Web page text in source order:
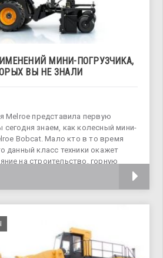
МИНИ-ПОГРУЗЧИКА,
ВЫ НЕ ЗНАЛИ
Melroe представила первую
знаем, как колесный мини-
Bobcat. Мало кто в то время
данный класс техники окажет
на строительство, горную